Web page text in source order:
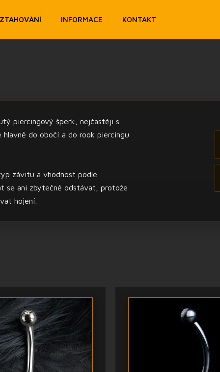
INFORMACE KONTAKT
piercingový šperk, nejčastěji s
hlavně do obočí a do rook piercingu
závitu a vhodnost podle
se ani zbytečně odstávat, protože
hojení.